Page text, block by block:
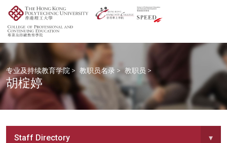
专业及持续教育学院 > 教职员名录 > 教职员 >
胡椗婷
Staff Directory ▾